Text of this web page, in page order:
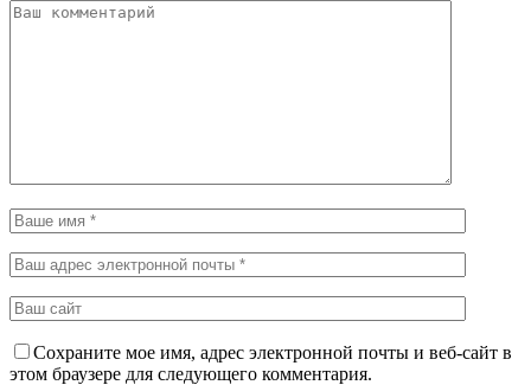
Сохраните мое имя, адрес электронной почты и веб-сайт в
этом браузере для следующего комментария.